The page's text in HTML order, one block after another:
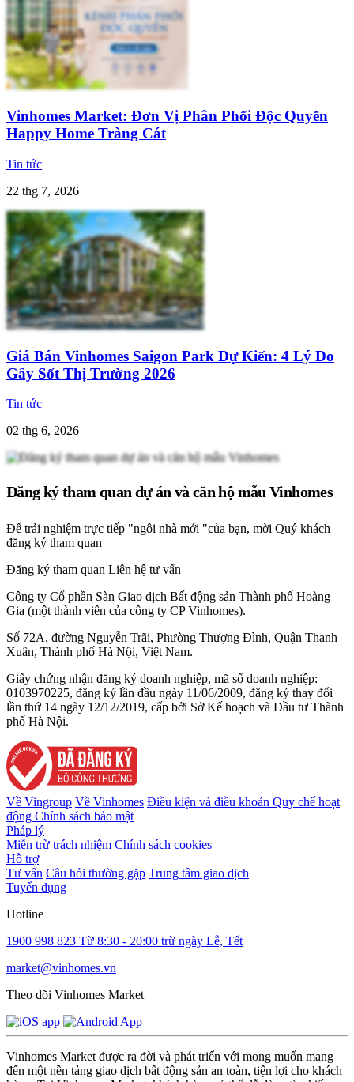
Vinhomes Market: Đơn Vị Phân Phối Độc Quyền
Happy Home Tràng Cát
Tin tức
22 thg 7, 2026
Giá Bán Vinhomes Saigon Park Dự Kiến: 4 Lý Do
Gây Sốt Thị Trường 2026
Tin tức
02 thg 6, 2026
Đăng ký tham quan dự án và căn hộ mẫu Vinhomes
Để trải nghiệm trực tiếp "ngôi nhà mới "của bạn, mời Quý khách
đăng ký tham quan
Đăng ký tham quan Liên hệ tư vấn
Công ty Cổ phần Sàn Giao dịch Bất động sản Thành phố Hoàng
Gia (một thành viên của công ty CP Vinhomes).
Số 72A, đường Nguyễn Trãi, Phường Thượng Đình, Quận Thanh
Xuân, Thành phố Hà Nội, Việt Nam.
Giấy chứng nhận đăng ký doanh nghiệp, mã số doanh nghiệp:
0103970225, đăng ký lần đầu ngày 11/06/2009, đăng ký thay đổi
lần thứ 14 ngày 12/12/2019, cấp bởi Sở Kế hoạch và Đầu tư Thành
phố Hà Nội.
Về Vingroup Về Vinhomes Điều kiện và điều khoản Quy chế hoạt
động Chính sách bảo mật
Pháp lý
Miễn trừ trách nhiệm Chính sách cookies
Hỗ trợ
Tư vấn Câu hỏi thường gặp Trung tâm giao dịch
Tuyển dụng
Hotline
1900 998 823 Từ 8:30 - 20:00 trừ ngày Lễ, Tết
market@vinhomes.vn
Theo dõi Vinhomes Market
Vinhomes Market được ra đời và phát triển với mong muốn mang
đến một nền tảng giao dịch bất động sản an toàn, tiện lợi cho khách